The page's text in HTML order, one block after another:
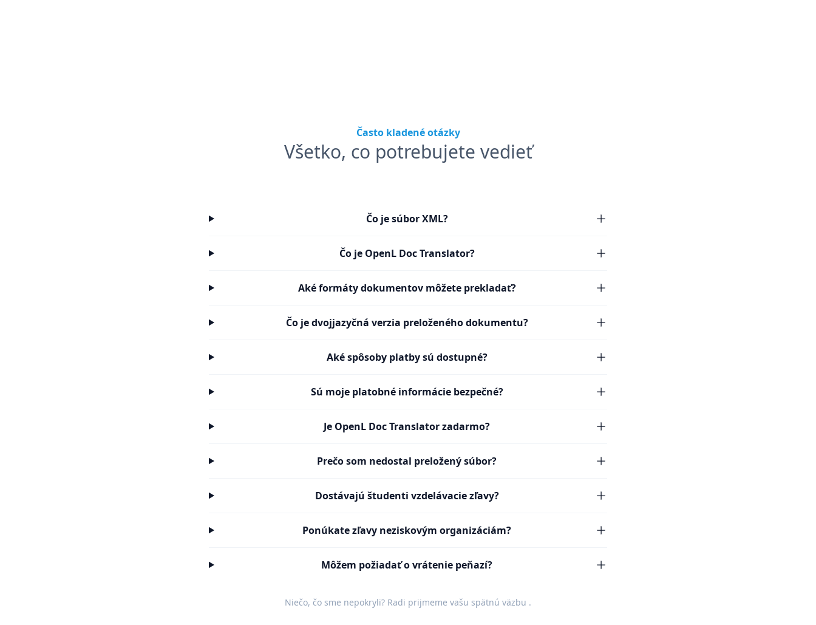
Často kladené otázky
Všetko, co potrebujete vedieť
Čo je súbor XML?
Čo je OpenL Doc Translator?
Aké formáty dokumentov môžete prekladať?
Čo je dvojjazyčná verzia preloženého dokumentu?
Aké spôsoby platby sú dostupné?
Sú moje platobné informácie bezpečné?
Je OpenL Doc Translator zadarmo?
Prečo som nedostal preložený súbor?
Dostávajú študenti vzdelávacie zľavy?
Ponúkate zľavy neziskovým organizáciám?
Môžem požiadať o vrátenie peňazí?
Niečo, čo sme nepokryli? Radi prijmeme vašu spätnú väzbu .